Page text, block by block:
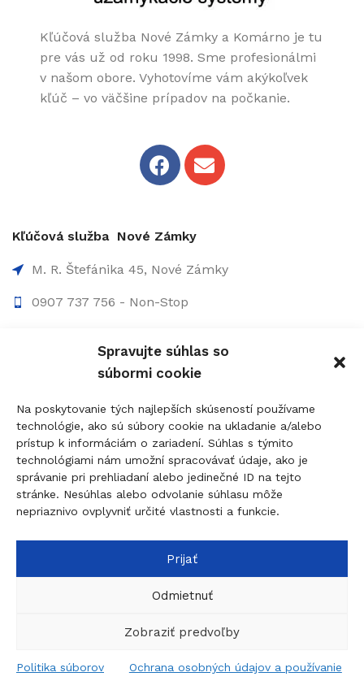
Spravujte súhlas so
súbormi cookie
Na poskytovanie tých najlepších skúseností používame
technológie, ako sú súbory cookie na ukladanie a/alebo
prístup k informáciám o zariadení. Súhlas s týmito
technológiami nám umožní spracovávať údaje, ako je
správanie pri prehliadaní alebo jedinečné ID na tejto
stránke. Nesúhlas alebo odvolanie súhlasu môže
nepriaznivo ovplyvniť určité vlastnosti a funkcie.
Prijať
Odmietnuť
Zobraziť predvoľby
Politika súborov
Ochrana osobných údajov a používanie
Kľúčová služba Nové Zámky a Komárno je tu
pre vás už od roku 1998. Sme profesionálmi
v našom obore. Vyhotovíme vám akýkoľvek
kľúč – vo väčšine prípadov na počkanie.
Kľúčová služba Nové Zámky
M. R. Štefánika 45, Nové Zámky
0907 737 756 - Non-Stop
info@figolock.sk
Kľúčová služba Komárno
Palatínova 20, 945 01 Komárno
0907 737 756 - Non Stop
0911 015 055 - 9:00-17:00
komarno@figolock.sk
© 2026figolock.skcreated bydobrýBRAND
Táto stránka je chránená systémom reCAPTCHA a
Pravidlá ochrany osobných údajov
kľučka
sklade
0